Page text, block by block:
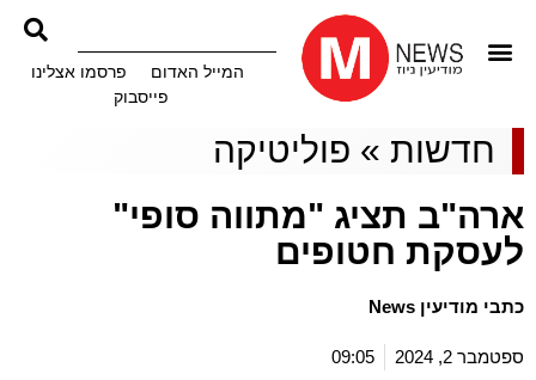
המייל האדום
פרסמו אצלינו
פייסבוק
חדשות» פוליטיקה
ארה"ב תציג "מתווה סופי"
לעסקת חטופים
כתבי מודיעין News
ספטמבר 2, 2024 09:05